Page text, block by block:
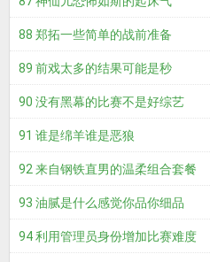
88 郑拓一些简单的战前准备
89 前戏太多的结果可能是秒
90 没有黑幕的比赛不是好综艺
91 谁是绵羊谁是恶狼
92 来自钢铁直男的温柔组合套餐
93 油腻是什么感觉你品你细品
94 利用管理员身份增加比赛难度